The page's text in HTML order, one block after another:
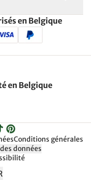
en Belgique
en Belgique
Conditions générales
données